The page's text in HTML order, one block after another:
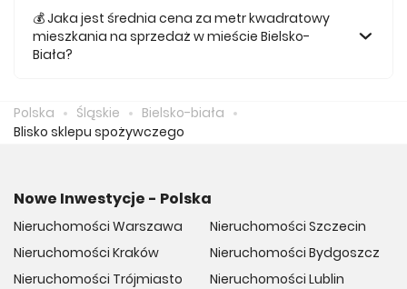
naszej ofercie kosztuje 305 841 zł.
💰 Jaka jest średnia cena za metr kwadratowy
mieszkania na sprzedaż w mieście Bielsko-
Biała?
Polska Śląskie
Bielsko-biała
Blisko sklepu spożywczego
Nowe Inwestycje - Polska
Nieruchomości Warszawa
Nieruchomości Kraków
Nieruchomości Trójmiasto
Nieruchomości Szczecin
Nieruchomości Bydgoszcz
Nieruchomości Lublin